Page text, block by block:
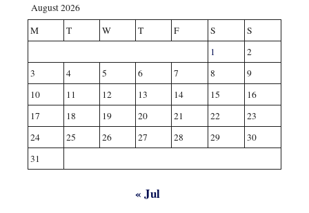
August 2026
M
T W T F S
S
1
2
3
4 5 6 7 8
9
10
11 12 13 14 15
16
17
18 19 20 21 22
23
24
25 26 27 28 29
30
31
« Jul